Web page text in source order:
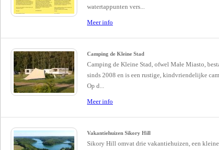
watertappunten vers...
Meer info
Camping de Kleine Stad
Camping de Kleine Stad, ofwel Małe Miasto,
sinds 2008 en is een rustige, kindvriendelijke
Op d...
Meer info
Vakantiehuizen Sikory Hill
Sikory Hill omvat drie vakantiehuizen, een kleine